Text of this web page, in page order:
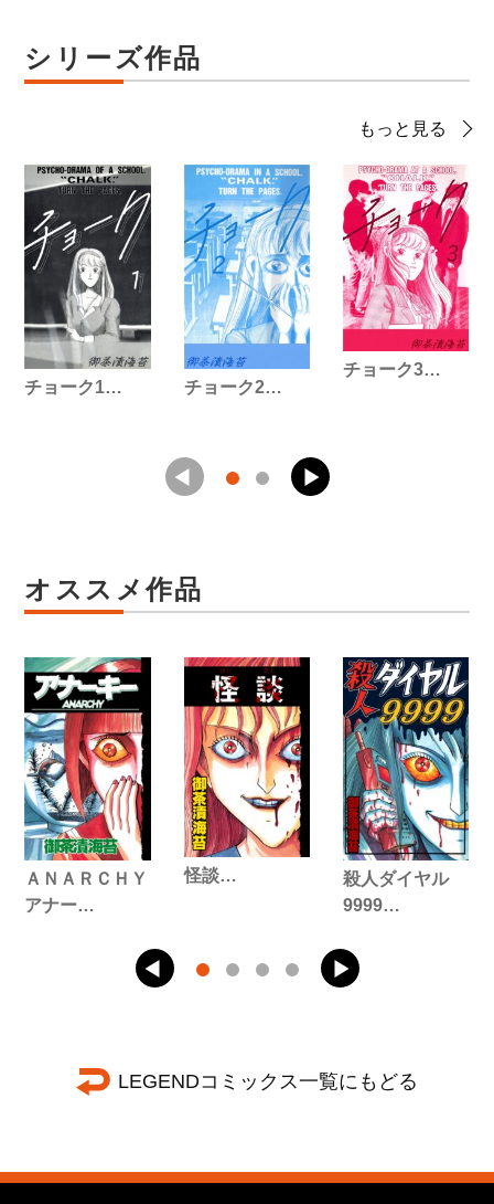
シリーズ作品
もっと見る
チョーク1… チョーク2…
チョーク3…
オススメ作品
ＡＮＡＲＣＨＹ
アナー…
怪談…
殺人ダイヤル
9999…
LEGENDコミックス一覧にもどる